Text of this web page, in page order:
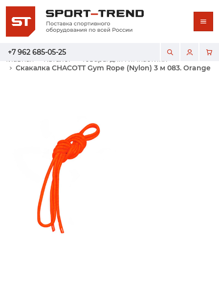
+7 962 685-05-25
Главная Каталог
Товары для гимнастики
Скакалка CHACOTT Gym Rope (Nylon) 3 м 083. Orange